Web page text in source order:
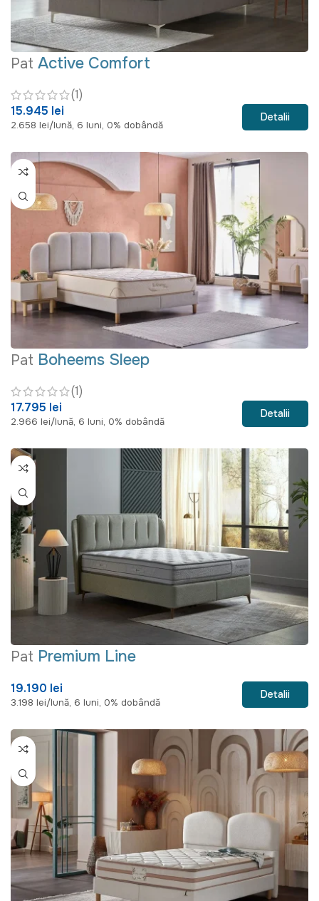
Pat Active Comfort
(1)
15.945 lei
2.658 lei/lună, 6 luni, 0% dobândă
Detalii
Pat Boheems Sleep
(1)
17.795 lei
2.966 lei/lună, 6 luni, 0% dobândă
Detalii
Pat Premium Line
19.190 lei
3.198 lei/lună, 6 luni, 0% dobândă
Detalii